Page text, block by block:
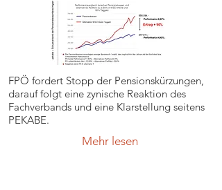
FPÖ fordert Stopp der Pensionskürzungen,
darauf folgt eine zynische Reaktion des
Fachverbands und eine Klarstellung seitens
PEKABE.
Mehr lesen